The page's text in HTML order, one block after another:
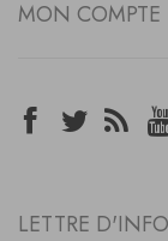
MON COMPTE
LETTRE